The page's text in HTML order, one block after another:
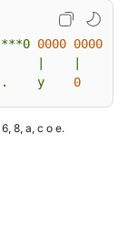
***0 0000 0000
y 0
8, a, c o e.